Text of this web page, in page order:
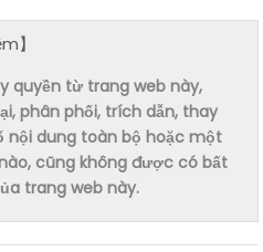
】
quyền từ trang web này,
phân phối, trích dẫn, thay
nội dung toàn bộ hoặc một
cũng không được có bất
trang web này.